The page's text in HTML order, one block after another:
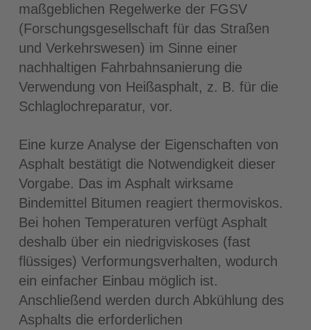
maßgeblichen Regelwerke der FGSV
(Forschungsgesellschaft für das Straßen
und Verkehrswesen) im Sinne einer
nachhaltigen Fahrbahnsanierung die
Verwendung von Heißasphalt, z. B. für die
Schlaglochreparatur, vor.
Eine kurze Analyse der Eigenschaften von
Asphalt bestätigt die Notwendigkeit dieser
Vorgabe. Das im Asphalt wirksame
Bindemittel Bitumen reagiert thermoviskos.
Bei hohen Temperaturen verfügt Asphalt
deshalb über ein niedrigviskoses (fast
flüssiges) Verformungsverhalten, wodurch
ein einfacher Einbau möglich ist.
Anschließend werden durch Abkühlung des
Asphalts die erforderlichen